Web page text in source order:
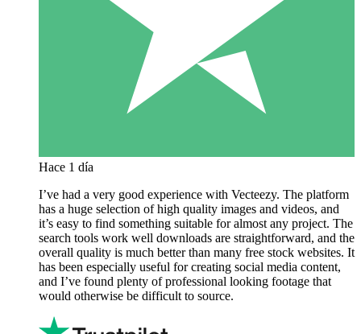
Hace 1 día
I’ve had a very good experience with Vecteezy. The platform
has a huge selection of high quality images and videos, and
it’s easy to find something suitable for almost any project. The
search tools work well downloads are straightforward, and the
overall quality is much better than many free stock websites. It
has been especially useful for creating social media content,
and I’ve found plenty of professional looking footage that
would otherwise be difficult to source.